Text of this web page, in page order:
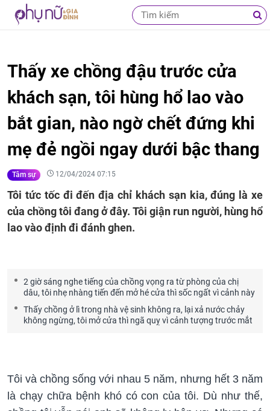
Thấy xe chồng đậu trước cửa
khách sạn, tôi hùng hổ lao vào
bắt gian, nào ngờ chết đứng khi
mẹ đẻ ngồi ngay dưới bậc thang
Tâm sự 12/04/2024 07:15
Tôi tức tốc đi đến địa chỉ khách sạn kia, đúng là xe
của chồng tôi đang ở đây. Tôi giận run người, hùng hổ
lao vào định đi đánh ghen.
2 giờ sáng nghe tiếng của chồng vọng ra từ phòng của chị
dâu, tôi nhẹ nhàng tiến đến mở hé cửa thì sốc ngất vì cảnh này
Thấy chồng ở lì trong nhà vệ sinh không ra, lại xả nước chảy
không ngừng, tôi mở cửa thì ngã quỵ vì cảnh tượng trước mắt
Tôi và chồng sống với nhau 5 năm, nhưng hết 3 năm
là chạy chữa bệnh khó có con của tôi. Dù như thế,